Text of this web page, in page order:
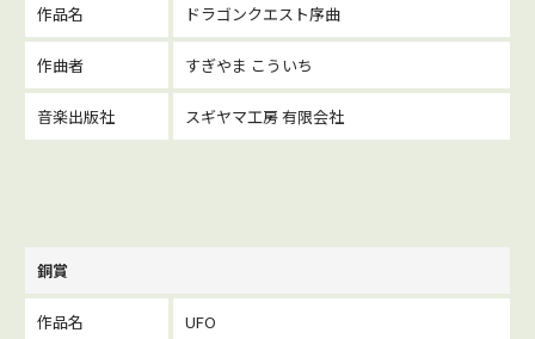
作品名 ドラゴンクエスト序曲
作曲者 すぎやま こういち
音楽出版社 スギヤマ工房 有限会社
銅賞
作品名 UFO